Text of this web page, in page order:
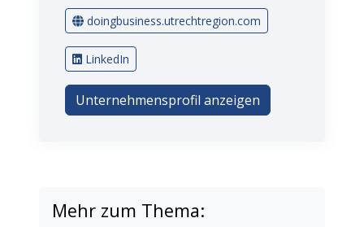
doingbusiness.utrechtregion.com
LinkedIn
Unternehmensprofil anzeigen
Mehr zum Thema: